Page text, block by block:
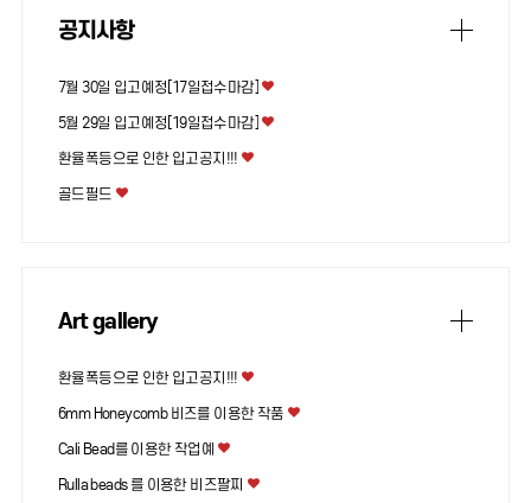
공지사항
7월 30일 입고예정[17일접수마감]
5월 29일 입고예정[19일접수마감]
환율폭등으로 인한 입고공지!!!
골드필드
Art gallery
환율폭등으로 인한 입고공지!!!
6mm Honeycomb 비즈를 이용한 작품
Cali Bead를 이용한 작업예
Rulla beads 를 이용한 비즈팔찌